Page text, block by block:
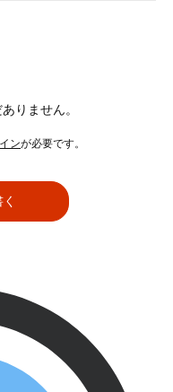
りません。
ンが必要です。